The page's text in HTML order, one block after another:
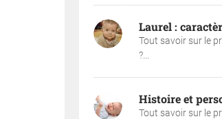
Laurel :
Tout savoir sur le
?...
Histoire et
Tout savoir sur le